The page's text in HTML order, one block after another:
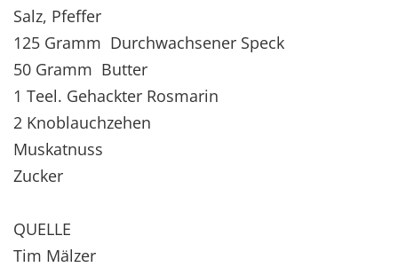
Salz, Pfeffer
125 Gramm Durchwachsener Speck
50 Gramm Butter
1 Teel. Gehackter Rosmarin
2 Knoblauchzehen
Muskatnuss
Zucker
QUELLE
Tim Mälzer